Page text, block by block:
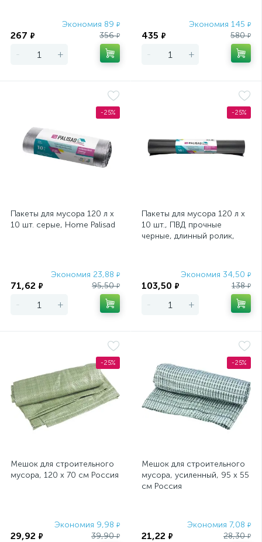
Экономия 89 ₽
267 ₽ 356₽
- +
Экономия 145 ₽
435 ₽ 580₽
- +
-25%
Пакеты для мусора 120 л x
10 шт. серые, Home Palisad
Экономия 23,88 ₽
71,62 ₽ 95,50₽
- +
-25%
Пакеты для мусора 120 л x
10 шт., ПВД прочные
черные, длинный ролик,
Экономия 34,50 ₽
103,50 ₽ 138₽
- +
-25%
Мешок для строительного
мусора, 120 х 70 см Россия
Экономия 9,98 ₽
29,92 ₽ 39,90₽
-25%
Мешок для строительного
мусора, усиленный, 95 х 55
см Россия
Экономия 7,08 ₽
21,22 ₽ 28,30₽